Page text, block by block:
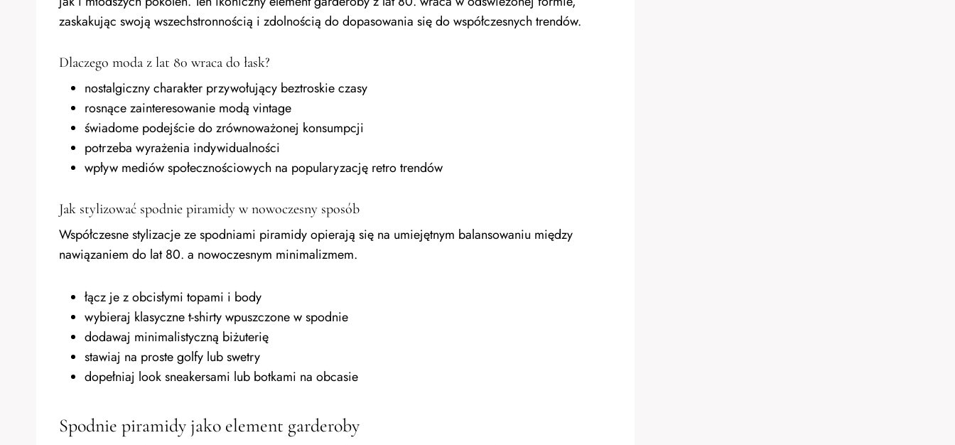
zaskakując swoją wszechstronnością i zdolnością do dopasowania się do współczesnych trendów.
Dlaczego moda z lat 80 wraca do łask?
nostalgiczny charakter przywołujący beztroskie czasy
rosnące zainteresowanie modą vintage
świadome podejście do zrównoważonej konsumpcji
potrzeba wyrażenia indywidualności
wpływ mediów społecznościowych na popularyzację retro trendów
Jak stylizować spodnie piramidy w nowoczesny sposób
Współczesne stylizacje ze spodniami piramidy opierają się na umiejętnym balansowaniu między
nawiązaniem do lat 80. a nowoczesnym minimalizmem.
łącz je z obcisłymi topami i body
wybieraj klasyczne t-shirty wpuszczone w spodnie
dodawaj minimalistyczną biżuterię
stawiaj na proste golfy lub swetry
dopełniaj look sneakersami lub botkami na obcasie
Spodnie piramidy jako element garderoby